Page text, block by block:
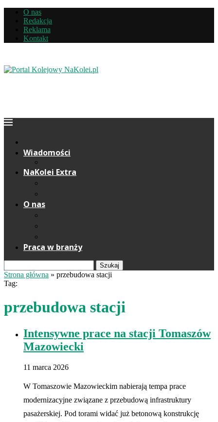
O nas
Redakcja
Reklama
Kontakt
Wiadomości
NaKolei Extra
O nas
Praca w branży
Szukaj
Strona główna » przebudowa stacji
Tag:
przebudowa stacji
Intensywne prace na stacji Tomaszów
Mazowiecki
11 marca 2026
W Tomaszowie Mazowieckim nabierają tempa prace
modernizacyjne związane z przebudową infrastruktury
pasażerskiej. Pod torami widać już betonową konstrukcję